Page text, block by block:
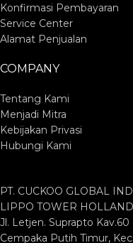
Konfirmasi Pembayaran
Service Center
Alamat Penjualan
COMPANY
Tentang Kami
Menjadi Mitra
Kebijakan Privasi
Hubungi Kami
PT. CUCKOO GLOBAL
LIPPO TOWER
Jl. Letjen. Suprapto Kav.60
Cempaka Putih Timur,